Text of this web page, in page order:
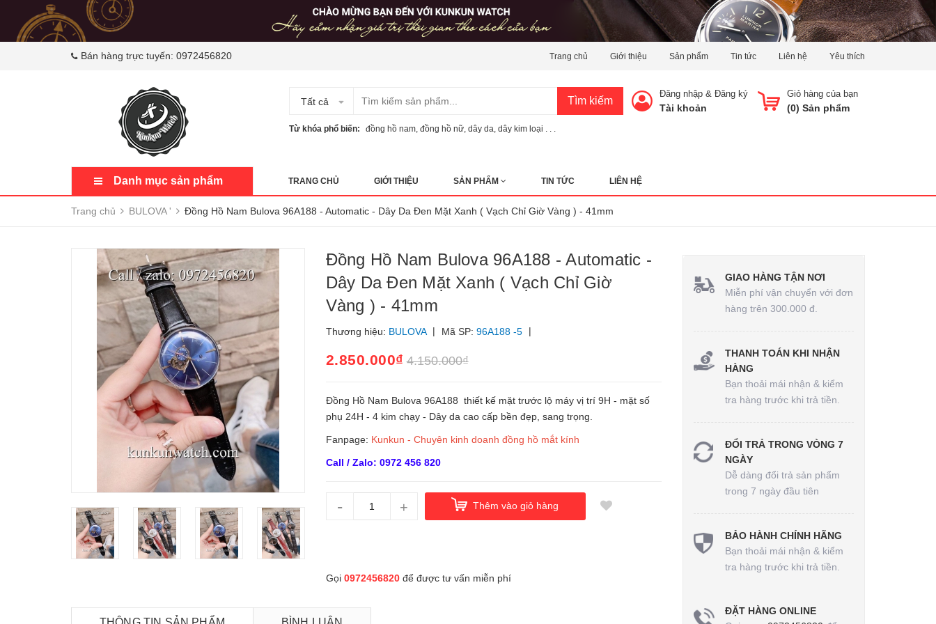
Bán hàng trực tuyến: 0972456820 Trang chủ Giới thiệu Sản phẩm Tin tức Liên hệ Yêu thích
Tất cả Tìm kiếm
Từ khóa phổ biến: đồng hồ nam đồng hồ nữ dây da dây kim loại . . .
Giỏ hàng của bạn
(0) Sản phẩm
Đăng nhập & Đăng ký
Tài khoản
Danh mục sản phẩm TRANG CHỦ GIỚI THIỆU SẢN PHẨM TIN TỨC LIÊN HỆ
Trang chủ BULOVA ' Đồng Hồ Nam Bulova 96A188 - Automatic - Dây Da Đen Mặt Xanh ( Vạch Chỉ Giờ Vàng ) - 41mm
Đồng Hồ Nam Bulova 96A188 - Automatic -
Dây Da Đen Mặt Xanh ( Vạch Chỉ Giờ
Vàng ) - 41mm
Thương hiệu: BULOVA | Mã SP: 96A188 -5 |
2.850.000₫ 4.150.000₫
Đồng Hồ Nam Bulova 96A188 thiết kế mặt trước lộ máy vị trí 9H - mặt số
phụ 24H - 4 kim chạy - Dây da cao cấp bền đẹp, sang trọng.
Fanpage: Kunkun - Chuyên kinh doanh đồng hồ mắt kính
Call / Zalo: 0972 456 820
- + Thêm vào giỏ hàng
Gọi 0972456820để được tư vấn miễn phí
GIAO HÀNG TẬN NƠI
Miễn phí vận chuyển với đơn
hàng trên 300.000 đ.
THANH TOÁN KHI NHẬN
HÀNG
Bạn thoải mái nhận & kiểm
tra hàng trước khi trả tiền.
ĐỔI TRẢ TRONG VÒNG 7
NGÀY
Dễ dàng đổi trả sản phẩm
trong 7 ngày đầu tiên
BẢO HÀNH CHÍNH HÃNG
Bạn thoải mái nhận & kiểm
tra hàng trước khi trả tiền.
ĐẶT HÀNG ONLINE